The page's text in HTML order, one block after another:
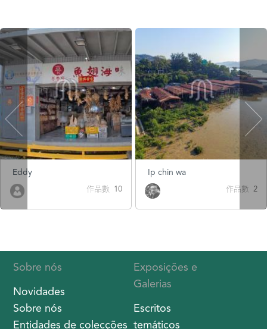
Eddy
作品數 10
Ip chin wa
作品數 2
Sobre nós
Novidades
Sobre nós
Entidades de colecções
Exposições e
Galerias
Escritos
temáticos